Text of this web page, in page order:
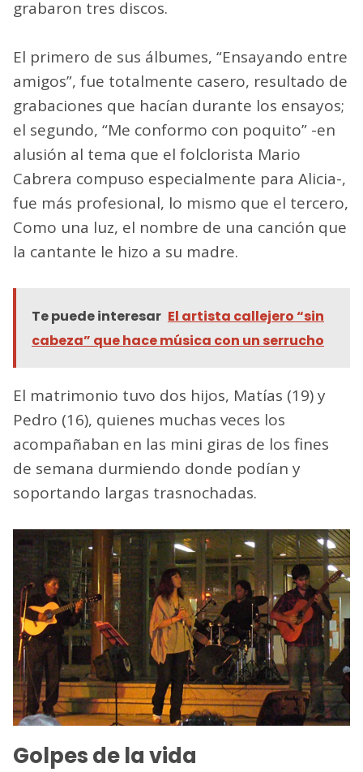
grabaron tres discos.
El primero de sus álbumes, “Ensayando entre
amigos”, fue totalmente casero, resultado de
grabaciones que hacían durante los ensayos;
el segundo, “Me conformo con poquito” -en
alusión al tema que el folclorista Mario
Cabrera compuso especialmente para Alicia-,
fue más profesional, lo mismo que el tercero,
Como una luz, el nombre de una canción que
la cantante le hizo a su madre.
Te puede interesar El artista callejero “sin
cabeza” que hace música con un serrucho
El matrimonio tuvo dos hijos, Matías (19) y
Pedro (16), quienes muchas veces los
acompañaban en las mini giras de los fines
de semana durmiendo donde podían y
soportando largas trasnochadas.
Golpes de la vida